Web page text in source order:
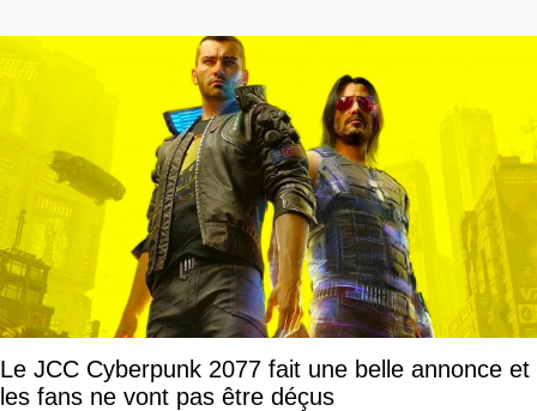
Le JCC Cyberpunk 2077 fait une belle annonce et
les fans ne vont pas être déçus